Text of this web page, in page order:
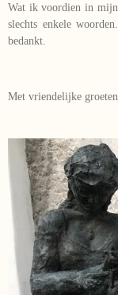
Wat ik voordien in
slechts enkele
bedankt.
Met vriendelijke groeten.